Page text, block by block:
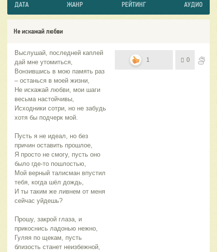
ДАТА ЖАНР РЕЙТИНГ АУДИО
Не искажай любви
Выслушай, последней каплей
дай мне утомиться,
Вонзившись в мою память раз
– останься в моей жизни,
Не искажай любви, мои шаги
весьма настойчивы,
Исходники сотри, но не забудь
хотя бы подчерк мой.
Пусть я не идеал, но без
причин оставить прошлое,
Я просто не смогу, пусть оно
было где-то пошлостью,
Мой верный талисман впустил
тебя, когда шёл дождь,
И ты таким же ливнем от меня
сейчас уйдешь?
Прошу, закрой глаза, и
прикоснись ладонью нежно,
Гуляя по щекам, пусть
близость станет неизбежной,
1 0